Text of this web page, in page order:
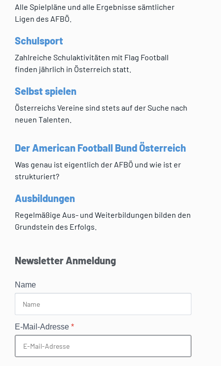
Alle Spielpläne und alle Ergebnisse sämtlicher
Ligen des AFBÖ.
Schulsport
Zahlreiche Schulaktivitäten mit Flag Football
finden jährlich in Österreich statt.
Selbst spielen
Österreichs Vereine sind stets auf der Suche nach
neuen Talenten.
Der American Football Bund Österreich
Was genau ist eigentlich der AFBÖ und wie ist er
strukturiert?
Ausbildungen
Regelmäßige Aus- und Weiterbildungen bilden den
Grundstein des Erfolgs.
Newsletter Anmeldung
Name
E-Mail-Adresse *